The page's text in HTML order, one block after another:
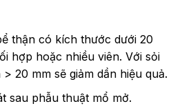
thận có kích thước dưới 20
hợp hoặc nhiều viên. Với sỏi
20 mm sẽ giảm dần hiệu quả.
sau phẫu thuật mổ mở.